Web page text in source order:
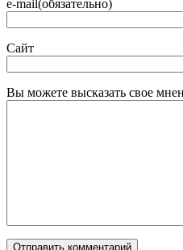
e-mail(обязательно)
Сайт
Вы можете высказать свое